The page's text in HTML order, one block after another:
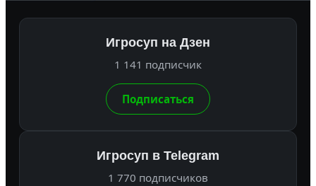
Игросуп на Дзен
1 141 подписчик
Подписаться
Игросуп в Telegram
1 770 подписчиков